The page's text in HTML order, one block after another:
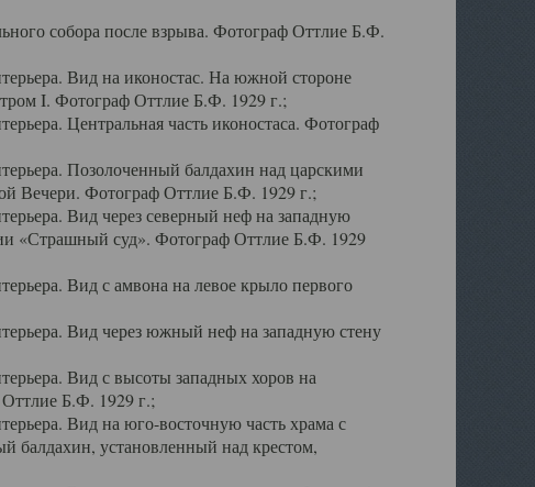
собора после взрыва. Фотограф Оттлие Б.Ф.
Вид на иконостас. На южной стороне
I. Фотограф Оттлие Б.Ф. 1929 г.;
Центральная часть иконостаса. Фотограф
Позолоченный балдахин над царскими
Вечери. Фотограф Оттлие Б.Ф. 1929 г.;
Вид через северный неф на западную
«Страшный суд». Фотограф Оттлие Б.Ф. 1929
Вид с амвона на левое крыло первого
Вид через южный неф на западную стену
Вид с высоты западных хоров на
Б.Ф. 1929 г.;
Вид на юго-восточную часть храма с
балдахин, установленный над крестом,